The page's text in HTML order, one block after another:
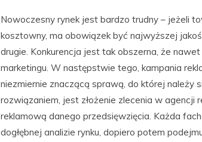
Nowoczesny rynek jest bardzo trudny – jeżeli
kosztowny, ma obowiązek być najwyższej
drugie. Konkurencja jest tak obszerna, że
marketingu. W następstwie tego, kampania
niezmiernie znaczącą sprawą, do której należy
rozwiązaniem, jest złożenie zlecenia w agencji
reklamową danego przedsięwzięcia. Każda
dogłębnej analizie rynku, dopiero potem